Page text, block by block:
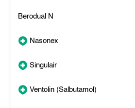
Berodual N
Nasonex
Singulair
Ventolin (Salbutamol)